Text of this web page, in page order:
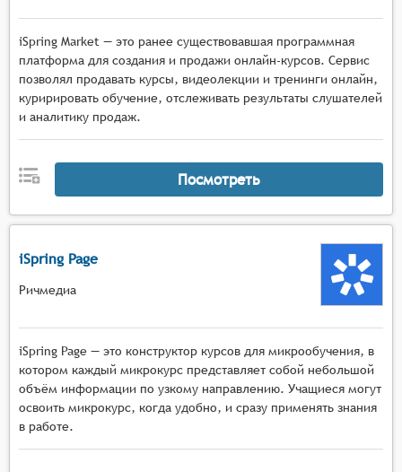
iSpring Market — это ранее существовавшая программная
платформа для создания и продажи онлайн-курсов. Сервис
позволял продавать курсы, видеолекции и тренинги онлайн,
куририровать обучение, отслеживать результаты слушателей
и аналитику продаж.
Посмотреть
iSpring Page
Ричмедиа
iSpring Page — это конструктор курсов для микрообучения, в
котором каждый микрокурс представляет собой небольшой
объём информации по узкому направлению. Учащиеся могут
освоить микрокурс, когда удобно, и сразу применять знания
в работе.